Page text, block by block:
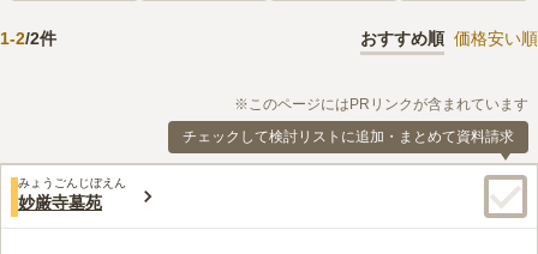
1-2/2件 おすすめ順 価格安い順
※このページにはPRリンクが含まれています
チェックして検討リストに追加・まとめて資料請求
みょうごんじぼえん
妙厳寺墓苑